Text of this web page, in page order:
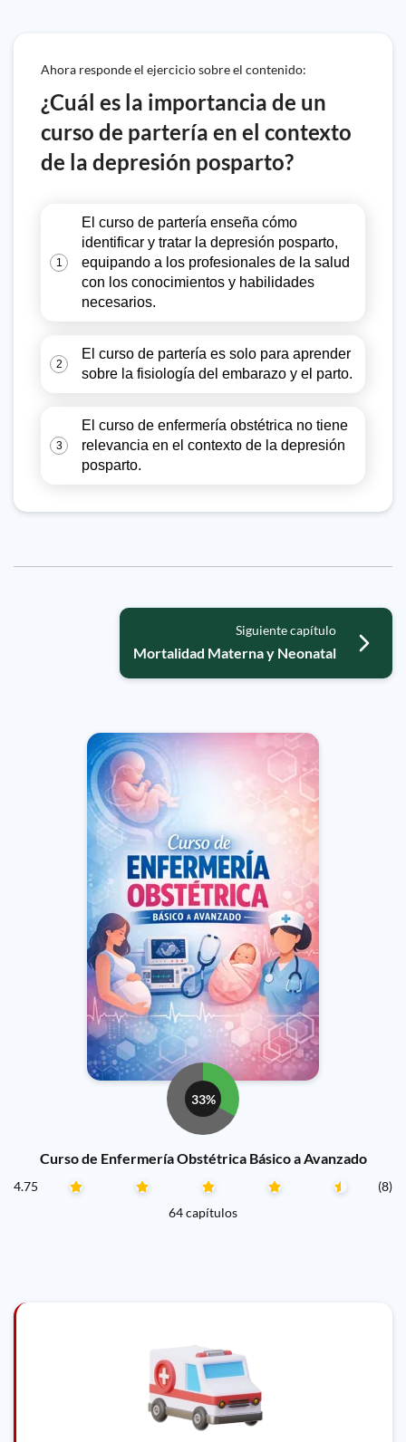
Ahora responde el ejercicio sobre el contenido:
¿Cuál es la importancia de un
curso de partería en el contexto
de la depresión posparto?
1
El curso de partería enseña cómo
identificar y tratar la depresión posparto,
equipando a los profesionales de la salud
con los conocimientos y habilidades
necesarios.
2
El curso de partería es solo para aprender
sobre la fisiología del embarazo y el parto.
3
El curso de enfermería obstétrica no tiene
relevancia en el contexto de la depresión
posparto.
Siguiente capítulo
Mortalidad Materna y Neonatal
33%
Curso de Enfermería Obstétrica Básico a Avanzado
4.75
(8)
64 capítulos